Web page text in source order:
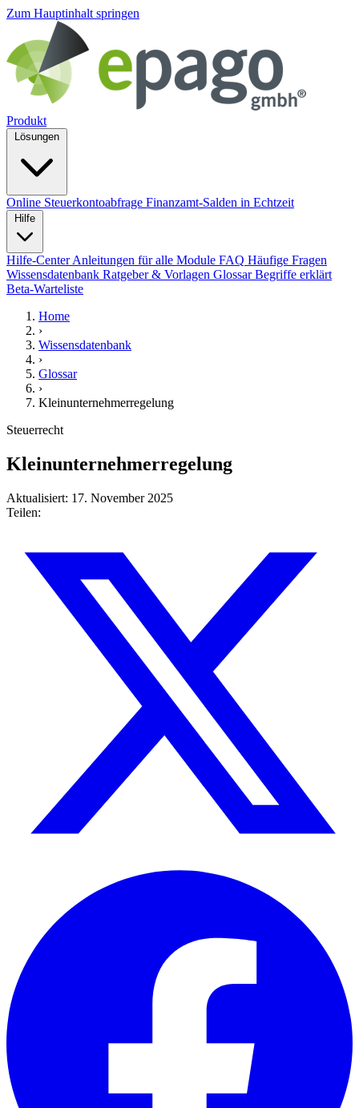
Zum Hauptinhalt springen
Produkt
Online Steuerkontoabfrage Finanzamt-Salden in Echtzeit
Hilfe-Center Anleitungen für alle Module FAQ Häufige Fragen
Wissensdatenbank Ratgeber & Vorlagen Glossar Begriffe erklärt
Beta-Warteliste
Home
›
Wissensdatenbank
›
Glossar
›
Kleinunternehmerregelung
Steuerrecht
Kleinunternehmerregelung
Aktualisiert: 17. November 2025
Teilen: